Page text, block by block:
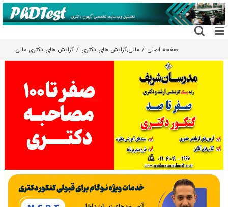
رفتن
به
محتوا
صفحه اصلی مالی,گرایش های دکتری گرایش های دکتری ﻣﺎلی